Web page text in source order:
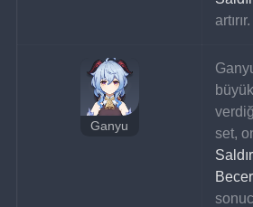
artırır.
Ganyu
büyük
set,